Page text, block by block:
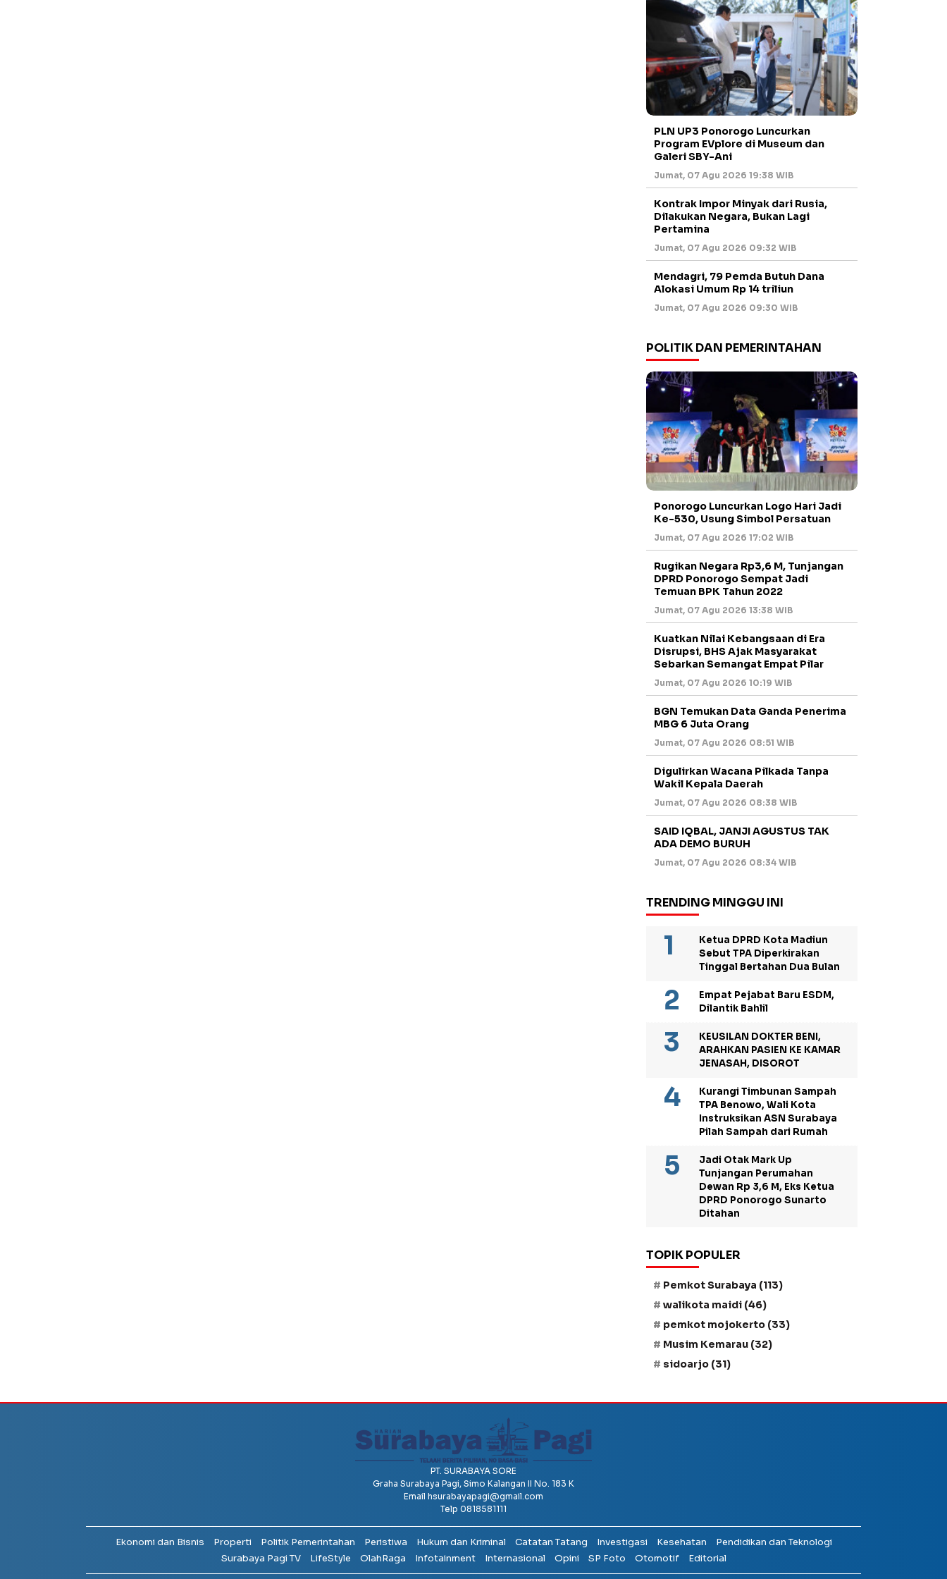
PLN UP3 Ponorogo Luncurkan
Program EVplore di Museum dan
Galeri SBY-Ani
Jumat, 07 Agu 2026 19:38 WIB
Kontrak Impor Minyak dari Rusia,
Dilakukan Negara, Bukan Lagi
Pertamina
Jumat, 07 Agu 2026 09:32 WIB
Mendagri, 79 Pemda Butuh Dana
Alokasi Umum Rp 14 triliun
Jumat, 07 Agu 2026 09:30 WIB
POLITIK DAN PEMERINTAHAN
Ponorogo Luncurkan Logo Hari Jadi
Ke-530, Usung Simbol Persatuan
Jumat, 07 Agu 2026 17:02 WIB
Rugikan Negara Rp3,6 M, Tunjangan
DPRD Ponorogo Sempat Jadi
Temuan BPK Tahun 2022
Jumat, 07 Agu 2026 13:38 WIB
Kuatkan Nilai Kebangsaan di Era
Disrupsi, BHS Ajak Masyarakat
Sebarkan Semangat Empat Pilar
Jumat, 07 Agu 2026 10:19 WIB
BGN Temukan Data Ganda Penerima
MBG 6 Juta Orang
Jumat, 07 Agu 2026 08:51 WIB
Digulirkan Wacana Pilkada Tanpa
Wakil Kepala Daerah
Jumat, 07 Agu 2026 08:38 WIB
SAID IQBAL, JANJI AGUSTUS TAK
ADA DEMO BURUH
Jumat, 07 Agu 2026 08:34 WIB
TRENDING MINGGU INI
Ketua DPRD Kota Madiun
Sebut TPA Diperkirakan
Tinggal Bertahan Dua Bulan
Empat Pejabat Baru ESDM,
Dilantik Bahlil
KEUSILAN DOKTER BENI,
ARAHKAN PASIEN KE KAMAR
JENASAH, DISOROT
Kurangi Timbunan Sampah
TPA Benowo, Wali Kota
Instruksikan ASN Surabaya
Pilah Sampah dari Rumah
Jadi Otak Mark Up
Tunjangan Perumahan
Dewan Rp 3,6 M, Eks Ketua
DPRD Ponorogo Sunarto
Ditahan
TOPIK POPULER
Pemkot Surabaya (113)
walikota maidi (46)
pemkot mojokerto (33)
Musim Kemarau (32)
sidoarjo (31)
PT. SURABAYA SORE
Graha Surabaya Pagi, Simo Kalangan II No. 183 K
Email hsurabayapagi@gmail.com
Telp 0818581111
Ekonomi dan Bisnis Properti Politik Pemerintahan Peristiwa Hukum dan Kriminal Catatan Tatang Investigasi Kesehatan
Pendidikan dan Teknologi
Surabaya Pagi TV
LifeStyle OlahRaga Infotainment Internasional Opini SP Foto Otomotif Editorial